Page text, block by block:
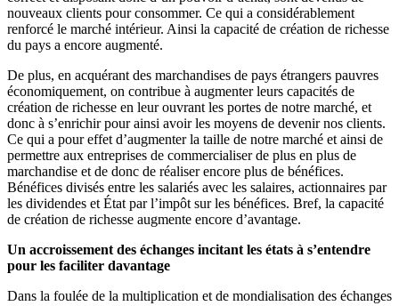
nouveaux clients pour consommer. Ce qui a considérablement
renforcé le marché intérieur. Ainsi la capacité de création de richesse
du pays a encore augmenté.
De plus, en acquérant des marchandises de pays étrangers pauvres
économiquement, on contribue à augmenter leurs capacités de
création de richesse en leur ouvrant les portes de notre marché, et
donc à s’enrichir pour ainsi avoir les moyens de devenir nos clients.
Ce qui a pour effet d’augmenter la taille de notre marché et ainsi de
permettre aux entreprises de commercialiser de plus en plus de
marchandise et de donc de réaliser encore plus de bénéfices.
Bénéfices divisés entre les salariés avec les salaires, actionnaires par
les dividendes et État par l’impôt sur les bénéfices. Bref, la capacité
de création de richesse augmente encore d’avantage.
Un accroissement des échanges incitant les états à s’entendre
pour les faciliter davantage
Dans la foulée de la multiplication et de mondialisation des échanges